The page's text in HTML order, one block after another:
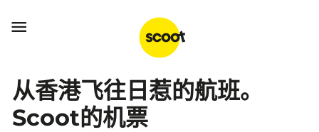

从香港飞往日惹的航班。
Scoot的机票